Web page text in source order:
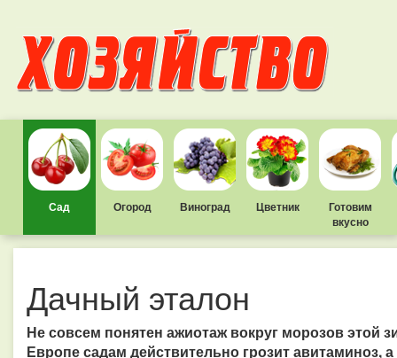
Сад Огород Виноград Цветник
Готовим
вкусно
Дачный эталон
Не совсем понятен ажиотаж вокруг морозов этой
Европе садам действительно грозит авитаминоз,